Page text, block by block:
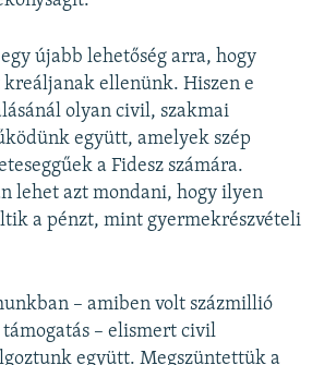
újabb lehetőség arra, hogy
ellenünk. Hiszen e
olyan civil, szakmai
együtt, amelyek szép
a Fidesz számára.
lehet azt mondani, hogy ilyen
a pénzt, mint gyermekrészvételi
– amiben volt százmillió
– elismert civil
együtt. Megszüntettük a